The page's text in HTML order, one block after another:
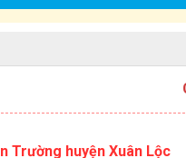
Trường huyện Xuân Lộc